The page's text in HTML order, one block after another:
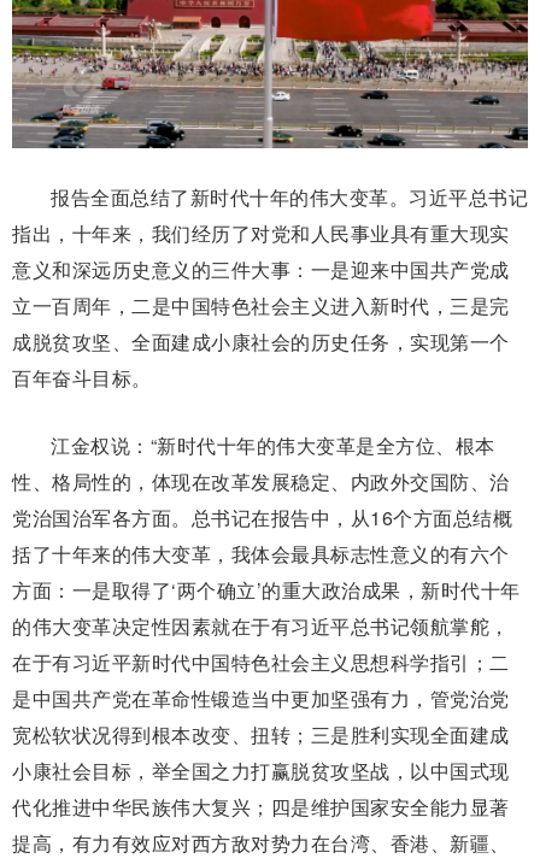
报告全面总结了新时代十年的伟大变革。习近平总书记
指出，十年来，我们经历了对党和人民事业具有重大现实
意义和深远历史意义的三件大事：一是迎来中国共产党成
立一百周年，二是中国特色社会主义进入新时代，三是完
成脱贫攻坚、全面建成小康社会的历史任务，实现第一个
百年奋斗目标。
江金权说：“新时代十年的伟大变革是全方位、根本
性、格局性的，体现在改革发展稳定、内政外交国防、治
党治国治军各方面。总书记在报告中，从16个方面总结概
括了十年来的伟大变革，我体会最具标志性意义的有六个
方面：一是取得了‘两个确立’的重大政治成果，新时代十年
的伟大变革决定性因素就在于有习近平总书记领航掌舵，
在于有习近平新时代中国特色社会主义思想科学指引；二
是中国共产党在革命性锻造当中更加坚强有力，管党治党
宽松软状况得到根本改变、扭转；三是胜利实现全面建成
小康社会目标，举全国之力打赢脱贫攻坚战，以中国式现
代化推进中华民族伟大复兴；四是维护国家安全能力显著
提高，有力有效应对西方敌对势力在台湾、香港、新疆、